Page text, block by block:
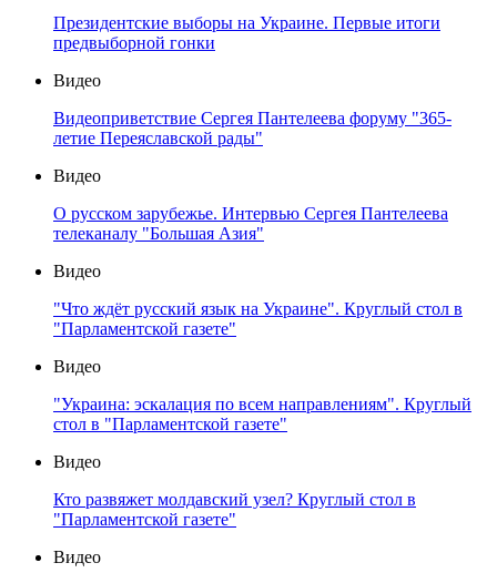
Президентские выборы на Украине. Первые итоги
предвыборной гонки
Видео
Видеоприветствие Сергея Пантелеева форуму "365-
летие Переяславской рады"
Видео
О русском зарубежье. Интервью Сергея Пантелеева
телеканалу "Большая Азия"
Видео
"Что ждёт русский язык на Украине". Круглый стол в
"Парламентской газете"
Видео
"Украина: эскалация по всем направлениям". Круглый
стол в "Парламентской газете"
Видео
Кто развяжет молдавский узел? Круглый стол в
"Парламентской газете"
Видео